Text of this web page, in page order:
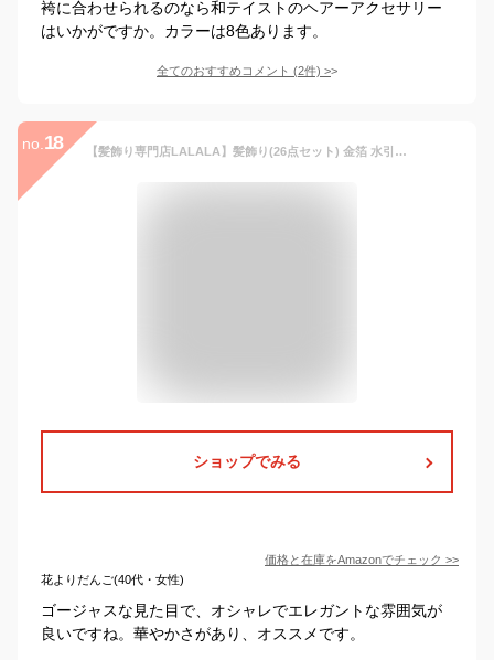
袴に合わせられるのなら和テイストのヘアーアクセサリー
はいかがですか。カラーは8色あります。
全てのおすすめコメント (2件) >
no. 18 【髪飾り専門店LALALA】髪飾り(26点セット) 金箔 水引 成人式 卒業式 結婚式 袴 振袖 和装 ドライフラワー プリザーブドフラワー 高級造花 (ホワイト) 680
ショップでみる
価格と在庫をAmazonでチェック >>
花よりだんご(40代・女性)
ゴージャスな見た目で、オシャレでエレガントな雰囲気が
良いですね。華やかさがあり、オススメです。